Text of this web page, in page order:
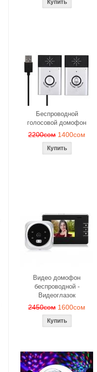
Беспроводной
голосовой домофон
2200сом 1400сом
Видео домофон
беспроводной -
Видеоглазок
2450сом 1600сом